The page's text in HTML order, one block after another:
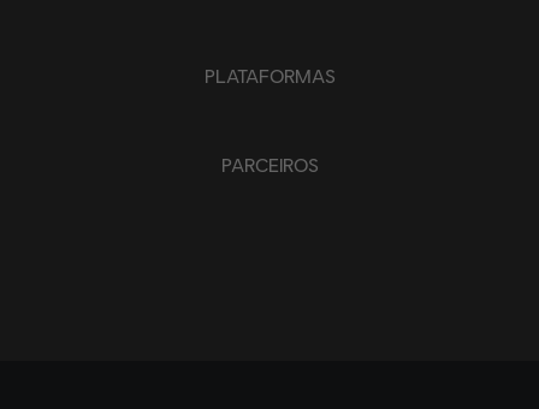
PLATAFORMAS
PARCEIROS